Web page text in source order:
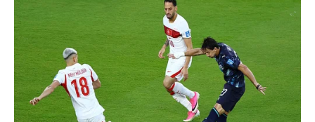
รวมเคล็ดลับเสริมดวงเอาฤกษ์เอาชัย ก่อนออกบ้านไป ใช้ได้
ทั้งทำงานและค้าขาย วันนี้ในรายการ “หมอดูทัก” โฉมใหม่
หมอแมน พลังเลข #themagiccode จะมาตอบ คำถามที่